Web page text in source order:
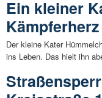
Ein kleiner
Kämpferherz
Der kleine Kater
ins Leben. Das hielt ihn